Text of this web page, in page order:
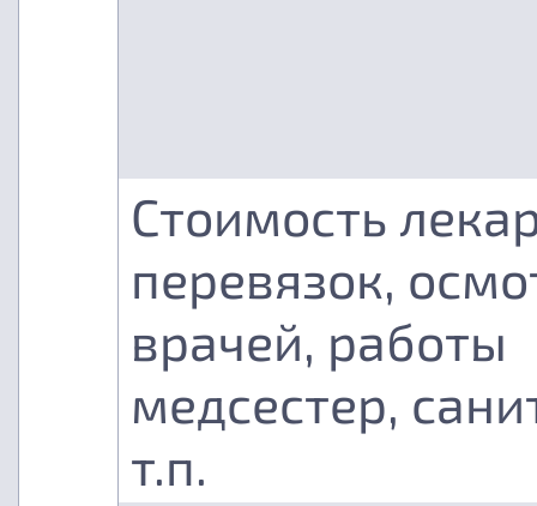
Стоимость
перевязок,
врачей, работы
медсестер,
т.п.